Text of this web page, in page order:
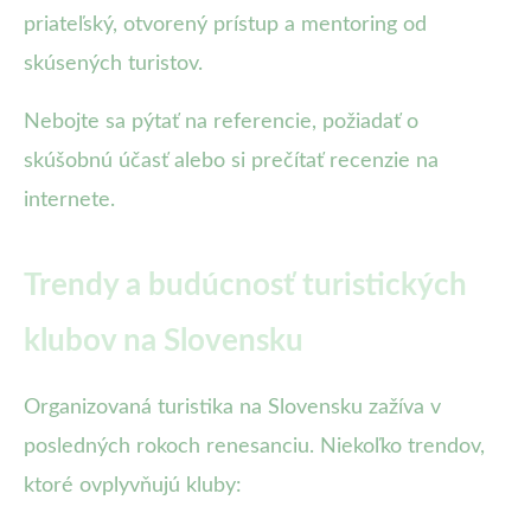
priateľský, otvorený prístup a mentoring od
skúsených turistov.
Nebojte sa pýtať na referencie, požiadať o
skúšobnú účasť alebo si prečítať recenzie na
internete.
Trendy a budúcnosť turistických
klubov na Slovensku
Organizovaná turistika na Slovensku zažíva v
posledných rokoch renesanciu. Niekoľko trendov,
ktoré ovplyvňujú kluby: